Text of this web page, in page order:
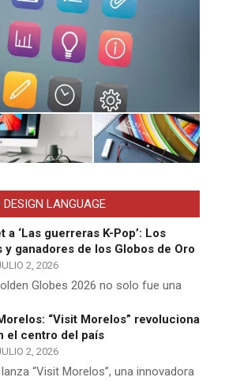
DESIGN LANGUAGE
a ‘Las guerreras K-Pop’: Los
y ganadores de los Globos de Oro
2, 2026
Globes 2026 no solo fue una
“Visit Morelos” revoluciona
el centro del país
2, 2026
“Visit Morelos”, una innovadora